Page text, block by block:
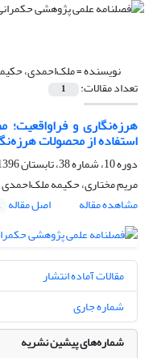
نویسنده =ملک‌احمدی،
تعداد مقالات: 1
هرزه‌نگاری و فراواقعیت؛
استفاده از محصولات
دوره 10، شماره 38، تابستان 1396، صفحه
مریم مختاری، حکیمه ملک‌احمدی
مشاهده مقاله
اصل مقاله
مقالات آماده انتشار
شماره جاری
شماره‌های پیشین نشریه